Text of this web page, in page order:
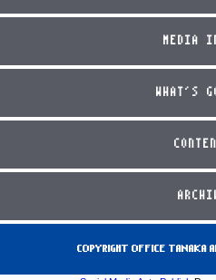
MEDIA
WHAT'S
COPYRIGHT OFFICE TANAKA